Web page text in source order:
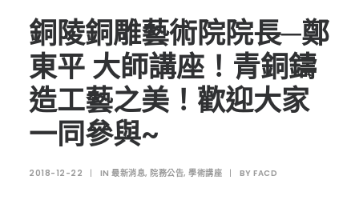
招生資訊
高中生專區
境外生專區 PROSPECTIVE STUDENTS
聯絡我們 CONTACT
銅陵銅雕藝術院院長─鄭
東平 大師講座！青銅鑄
造工藝之美！歡迎大家
一同參與~
2018-12-22 | IN 最新消息, 院務公告, 學術講座 | BY FACD